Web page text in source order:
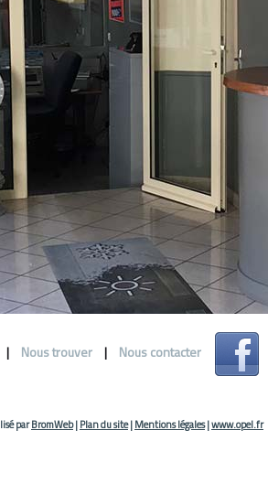
| Nous trouver | Nous contacter
parBromWeb|Plan du site|Mentions légales|www.opel.fr